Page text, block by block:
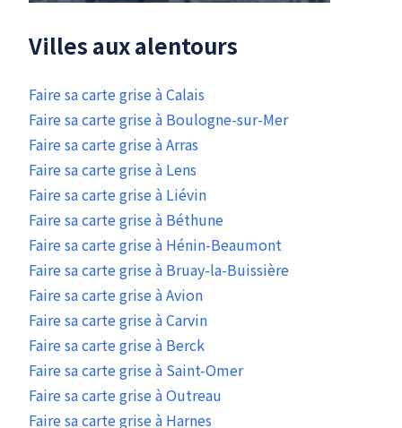
Villes aux alentours
Faire sa carte grise à Calais
Faire sa carte grise à Boulogne-sur-Mer
Faire sa carte grise à Arras
Faire sa carte grise à Lens
Faire sa carte grise à Liévin
Faire sa carte grise à Béthune
Faire sa carte grise à Hénin-Beaumont
Faire sa carte grise à Bruay-la-Buissière
Faire sa carte grise à Avion
Faire sa carte grise à Carvin
Faire sa carte grise à Berck
Faire sa carte grise à Saint-Omer
Faire sa carte grise à Outreau
Faire sa carte grise à Harnes